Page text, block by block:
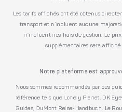
Les tarifs affichés ont été obtenus
transport et n’incluent aucune
n’incluent nos frais de gestion. Le
supplémentaires sera
Notre plateforme est
Nous sommes recommandés par des
référence tels que Lonely Planet, DK
Guides, DuMont Reise-Handbuch, Le